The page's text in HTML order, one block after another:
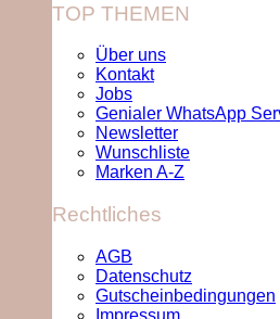
TOP THEMEN
Über uns
Kontakt
Jobs
Genialer WhatsApp
Newsletter
Wunschliste
Marken A-Z
Rechtliches
AGB
Datenschutz
Gutscheinbedingungen
Impressum